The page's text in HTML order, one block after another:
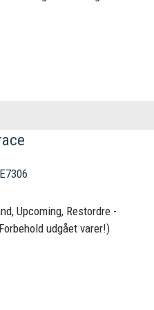
Upcoming, Restordre -
udgået varer!)